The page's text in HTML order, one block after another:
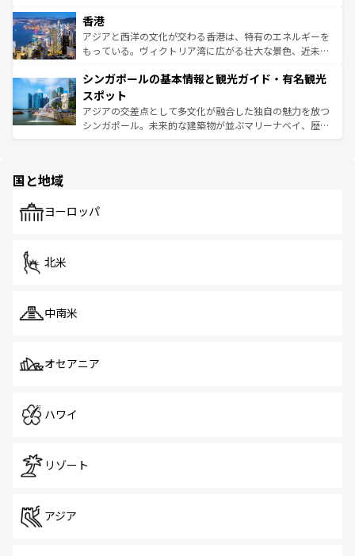
とつ。フォーやバインミー、ベトナムコーヒーなどは、ぜ
ひ現地で味わいたい。どの地域を訪れてもあたたかい人々
が旅行者を迎えてくれるので、きっと忘れられない旅にな
参照してほしい。
の活気が交差している。北部ではチェンマイなどの山岳地
帯で自然と触れ合い、南部ではプーケットやクラビの美し
いビーチでリゾート気分を楽しむことができる。タイ料理
激する。気候は一年中温暖で、どの季節にも異なる楽しみ
が待っている。親しみやすいタイの人々、仏教を中心とし
た文化、そして多様な観光資源が、訪れる旅人を魅了し続
ける。 なお、新着のタイ情報はコンテンツ一覧を参照して
香港
アジアと西洋の文化が交わる香港は、特有のエネルギーを
もっている。ヴィクトリア湾に広がる壮大な景色、近未来
み、どこを訪れても感動するはず。観光スポットが密集し
ており、効率よく見どころを回れるのも魅力。息をのむよ
うな絶景から文化的な体験まで、香港を存分に楽しみ尽く
そう。 なお、新着の香港情報はコンテンツ一覧を参照して
シンガポールの基本情報と観光ガイド・有名観光
スポット
アジアの交差点として多文化が融合した独自の魅力を放つ
シンガポール。未来的な建築物が並ぶマリーナベイ、歴史
で、ホーカーズは地元の風情を楽しめる外せないスポット
国と地域
ヨーロッパ
北米
中南米
オセアニア
ハワイ
リゾート
アジア